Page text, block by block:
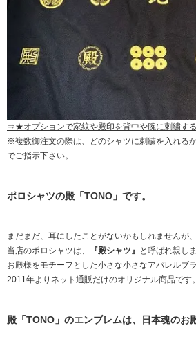
⇒★オプションで家紋や殿印を背中や腕に刺繍する
※複数御注文の際は、どのシャツに刺繍を入れる
でご指示下さい。
ポロシャツの殿「TONO」です。
まだまだ、耳にしたことがないかもしれませんが、
当店のポロシャツは、
『殿シャツ』 と呼ばれ親し
お殿様をモチーフとした小さな小さなアパレルブラ
2011年よりネット通販だけのオリジナル商品です。
殿「TONO」のエンブレムは、日本魂のお